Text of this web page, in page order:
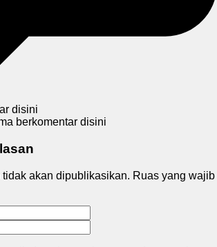
disini
berkomentar disini
akan dipublikasikan. Ruas yang wajib